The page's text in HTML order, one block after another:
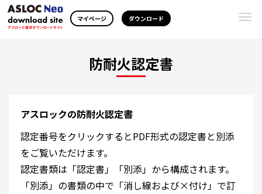
マイページ ダウンロード
防耐火認定書
アスロックの防耐火認定書
認定番号をクリックするとPDF形式の認定書と別添
をご覧いただけます。
認定書類は「認定書」「別添」から構成されます。
「別添」の書類の中で「消し線および×付け」で訂